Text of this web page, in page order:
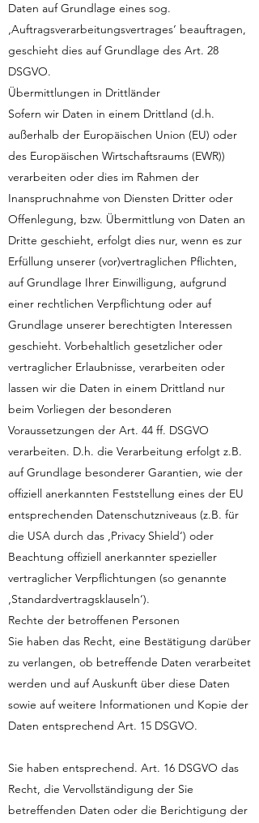
Daten auf Grundlage eines sog.
‚Auftragsverarbeitungsvertrages‘ beauftragen,
geschieht dies auf Grundlage des Art. 28
DSGVO.
Übermittlungen in Drittländer
Sofern wir Daten in einem Drittland (d.h.
außerhalb der Europäischen Union (EU) oder
des Europäischen Wirtschaftsraums (EWR))
verarbeiten oder dies im Rahmen der
Inanspruchnahme von Diensten Dritter oder
Offenlegung, bzw. Übermittlung von Daten an
Dritte geschieht, erfolgt dies nur, wenn es zur
Erfüllung unserer (vor)vertraglichen Pflichten,
auf Grundlage Ihrer Einwilligung, aufgrund
einer rechtlichen Verpflichtung oder auf
Grundlage unserer berechtigten Interessen
geschieht. Vorbehaltlich gesetzlicher oder
vertraglicher Erlaubnisse, verarbeiten oder
lassen wir die Daten in einem Drittland nur
beim Vorliegen der besonderen
Voraussetzungen der Art. 44 ff. DSGVO
verarbeiten. D.h. die Verarbeitung erfolgt z.B.
auf Grundlage besonderer Garantien, wie der
offiziell anerkannten Feststellung eines der EU
entsprechenden Datenschutzniveaus (z.B. für
die USA durch das ‚Privacy Shield‘) oder
Beachtung offiziell anerkannter spezieller
vertraglicher Verpflichtungen (so genannte
‚Standardvertragsklauseln‘).
Rechte der betroffenen Personen
Sie haben das Recht, eine Bestätigung darüber
zu verlangen, ob betreffende Daten verarbeitet
werden und auf Auskunft über diese Daten
sowie auf weitere Informationen und Kopie der
Daten entsprechend Art. 15 DSGVO.
Sie haben entsprechend. Art. 16 DSGVO das
Recht, die Vervollständigung der Sie
betreffenden Daten oder die Berichtigung der